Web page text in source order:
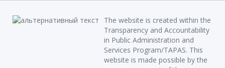
The website is created within the
Transparency and Accountability
in Public Administration and
Services Program/TAPAS. This
website is made possible by the